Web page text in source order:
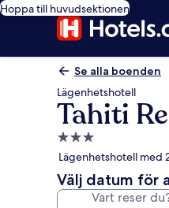
Hoppa till huvudsektionen
Se alla boenden
Lägenhetshotell
Tahiti
3.0-
stjärnigt
boende
Lägenhetshotell med
Välj datum för
Vart reser